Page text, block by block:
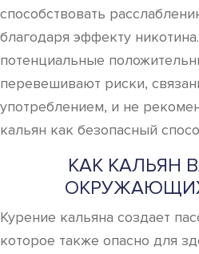
способствовать
благодаря эффекту
потенциальные
перевешивают риски,
употреблением, и не
кальян как безопасный
КАК КАЛЬЯН
Курение кальяна создает
которое также опасно для